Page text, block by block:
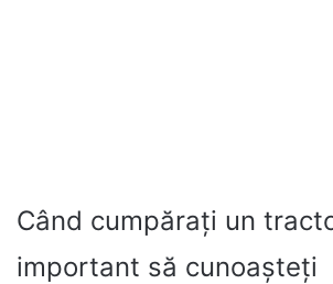
Când cumpărați un
important să cunoașteți